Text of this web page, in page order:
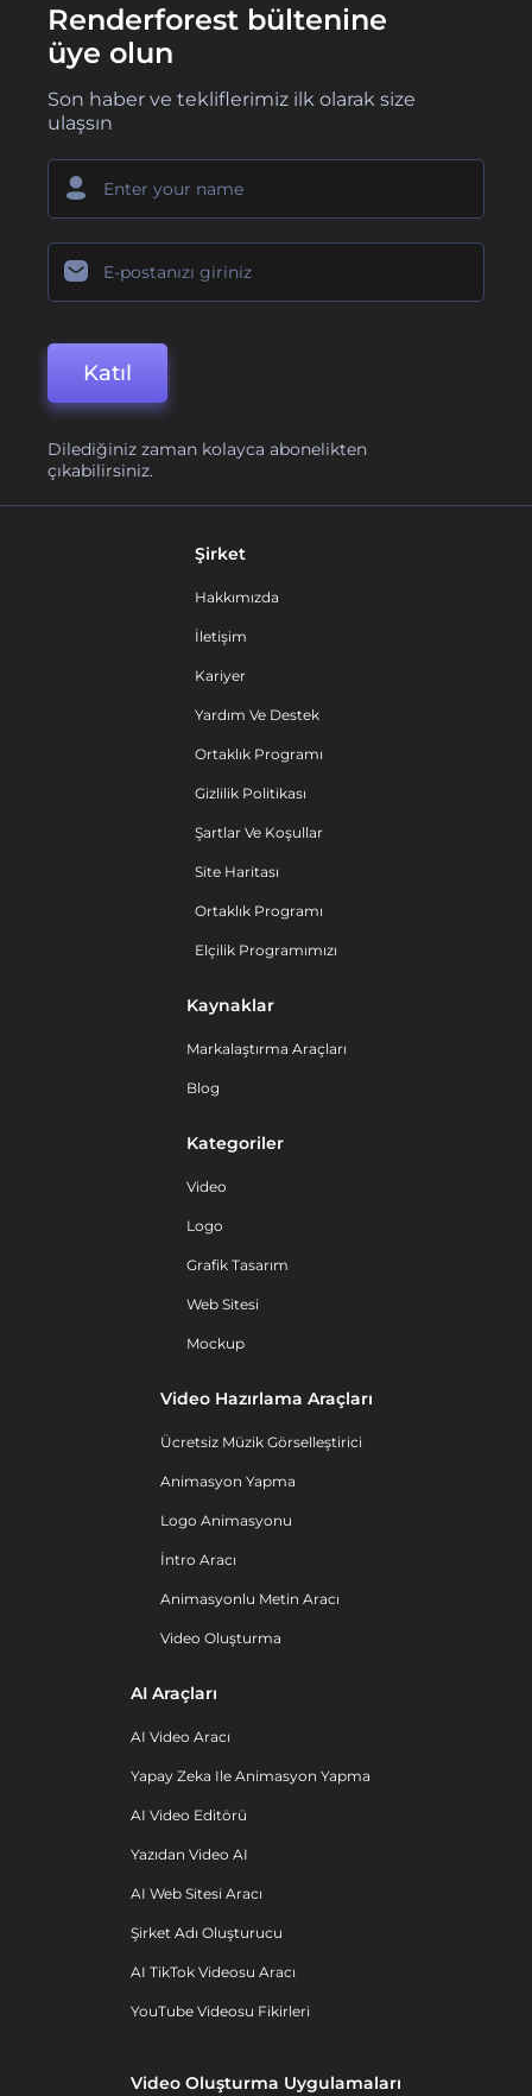
Renderforest bültenine
üye olun
Son haber ve tekliflerimiz ilk olarak size
ulaşsın
Katıl
Dilediğiniz zaman kolayca abonelikten
çıkabilirsiniz.
Şirket
Hakkımızda
İletişim
Kariyer
Yardım Ve Destek
Ortaklık Programı
Gizlilik Politikası
Şartlar Ve Koşullar
Site Haritası
Ortaklık Programı
Elçilik Programımızı
Kaynaklar
Markalaştırma Araçları
Blog
Kategoriler
Video
Logo
Grafik Tasarım
Web Sitesi
Mockup
Video Hazırlama Araçları
Ücretsiz Müzik Görselleştirici
Animasyon Yapma
Logo Animasyonu
İntro Aracı
Animasyonlu Metin Aracı
Video Oluşturma
AI Araçları
AI Video Aracı
Yapay Zeka Ile Animasyon Yapma
AI Video Editörü
Yazıdan Video AI
AI Web Sitesi Aracı
Şirket Adı Oluşturucu
AI TikTok Videosu Aracı
YouTube Videosu Fikirleri
Video Oluşturma Uygulamaları